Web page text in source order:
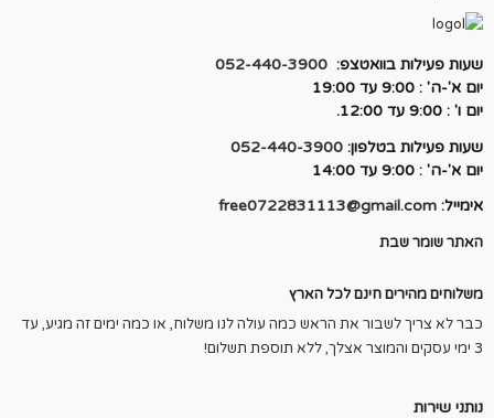
שעות פעילות בוואטצפ: 052-440-3900
יום א'-ה' : 9:00 עד 19:00
יום ו' : 9:00 עד 12:00.
שעות פעילות בטלפון: 052-440-3900
יום א'-ה' : 9:00 עד 14:00
אימייל: free0722831113@gmail.com
האתר שומר שבת
משלוחים מהירים חינם לכל הארץ
כבר לא צריך לשבור את הראש כמה עולה לנו משלוח, או כמה ימים זה מגיע, עד
3 ימי עסקים והמוצר אצלך, ללא תוספת תשלום!
נותני שירות